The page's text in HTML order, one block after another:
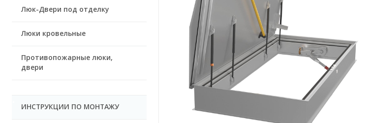
Люк-Двери под отделку
Люки кровельные
Противопожарные люки,
двери
ИНСТРУКЦИИ ПО МОНТАЖУ